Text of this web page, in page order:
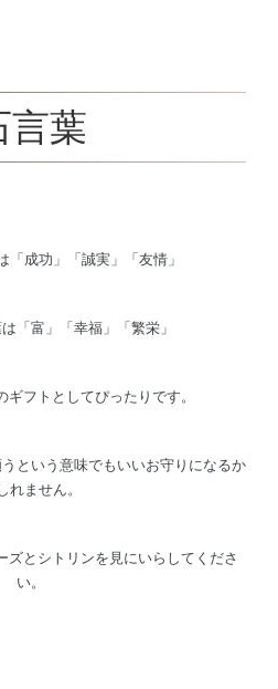
言葉
「成功」「誠実」「友情」
「富」「幸福」「繁栄」
ギフトとしてぴったりです。
という意味でもいいお守りになるか
れません。
ズとシトリンを見にいらしてくださ
い。